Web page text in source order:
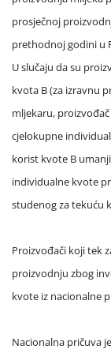
prosječnoj
prethodnoj godini u
U slučaju da su
kvota B (za izravnu
mljekaru,
cjelokupne
korist kvote B
individualne kvote
studenog za tekuću
Proizvođači koji tek
proizvodnju zbog
kvote iz nacionalne
Nacionalna pričuva